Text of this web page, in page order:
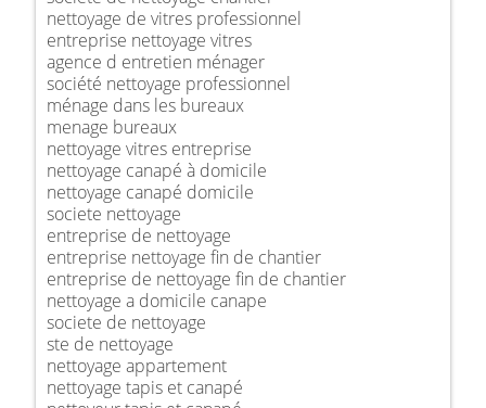
nettoyage de vitres professionnel
entreprise nettoyage vitres
agence d entretien ménager
société nettoyage professionnel
ménage dans les bureaux
menage bureaux
nettoyage vitres entreprise
nettoyage canapé à domicile
nettoyage canapé domicile
societe nettoyage
entreprise de nettoyage
entreprise nettoyage fin de chantier
entreprise de nettoyage fin de chantier
nettoyage a domicile canape
societe de nettoyage
ste de nettoyage
nettoyage appartement
nettoyage tapis et canapé